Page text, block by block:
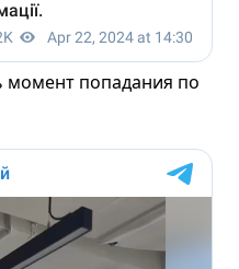
момент попадания по